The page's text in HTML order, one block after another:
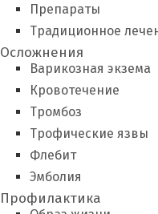
Препараты
Традиционное
Осложнения
Варикозная экзема
Кровотечение
Тромбоз
Трофические язвы
Флебит
Эмболия
Профилактика